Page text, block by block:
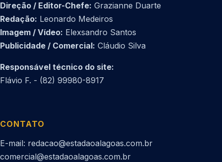
Direção / Editor-Chefe: Grazianne Duarte
Redação: Leonardo Medeiros
Imagem / Vídeo: Elexsandro Santos
Publicidade / Comercial: Cláudio Silva
Responsável técnico do site:
Flávio F. - (82) 99980-8917
CONTATO
E-mail: redacao@estadaoalagoas.com.br
comercial@estadaoalagoas.com.br